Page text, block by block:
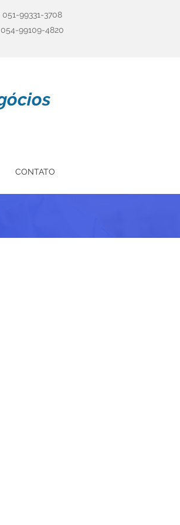
051-99331-3708
99109-4820
CONTATO